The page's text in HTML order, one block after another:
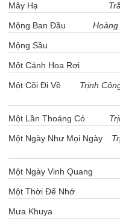
Mây Hạ
Mộng Ban Đầu
Mộng Sầu
Một Cánh Hoa Rơi
Một Cõi Đi Về Trịnh
Một Lần Thoáng Có
Một Ngày Như Mọi Ngày
Một Ngày Vinh Quang
Một Thời Để Nhớ
Mưa Khuya